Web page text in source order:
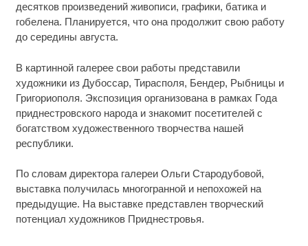
десятков произведений живописи, графики, батика и
гобелена. Планируется, что она продолжит свою работу
до середины августа.
В картинной галерее свои работы представили
художники из Дубоссар, Тирасполя, Бендер, Рыбницы и
Григориополя. Экспозиция организована в рамках Года
приднестровского народа и знакомит посетителей с
богатством художественного творчества нашей
республики.
По словам директора галереи Ольги Стародубовой,
выставка получилась многогранной и непохожей на
предыдущие. На выставке представлен творческий
потенциал художников Приднестровья.